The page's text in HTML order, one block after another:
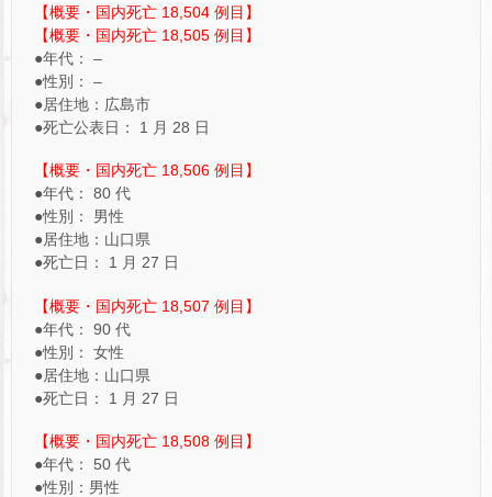
【概要・国内死亡 18,504 例目】
【概要・国内死亡 18,505 例目】
●年代： –
●性別： –
●居住地：広島市
●死亡公表日： 1 月 28 日
【概要・国内死亡 18,506 例目】
●年代： 80 代
●性別： 男性
●居住地：山口県
●死亡日： 1 月 27 日
【概要・国内死亡 18,507 例目】
●年代： 90 代
●性別： 女性
●居住地：山口県
●死亡日： 1 月 27 日
【概要・国内死亡 18,508 例目】
●年代： 50 代
●性別：男性